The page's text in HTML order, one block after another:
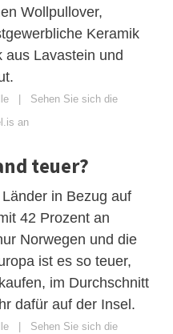
Wollpullover,
Keramik
aus Lavastein und
Sehen Sie sich die
an
teuer?
in Bezug auf
42 Prozent an
Norwegen und die
ist es so teuer,
im Durchschnitt
dafür auf der Insel.
Sehen Sie sich die